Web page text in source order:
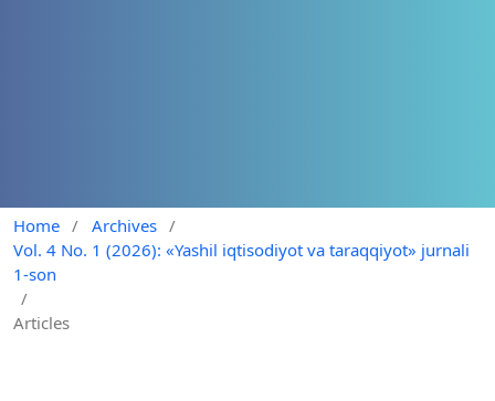
Home / Archives /
Vol. 4 No. 1 (2026): «Yashil iqtisodiyot va taraqqiyot» jurnali
1-son
/
Articles